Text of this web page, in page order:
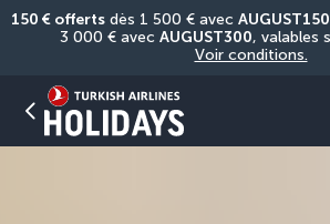
150 € offerts dès 1 500 € avec AUGUST150
3 000 € avec AUGUST300
Voir conditions.